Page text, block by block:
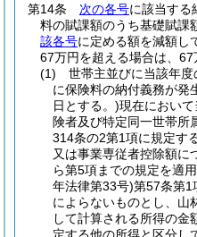
第14条 次の各号に該当する
料の賦課額のうち基礎賦課
該各号に定める額を減額し
67万円を超える場合は、67
(1)
世帯主並びに当該年度
に保険料の納付義務が発
日とする。)現在におい
険者及び特定同一世帯所
314条の2第1項に規定す
又は事業専従者控除額に
ら第5項までの規定を適
年法律第33号)第57条第1
によらないものとし、山
して計算される所得の金